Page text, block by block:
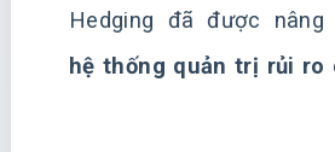
Hedging đã được
hệ thống quản trị rủi ro